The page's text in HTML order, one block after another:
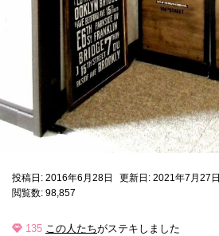
投稿日: 2016年6月28日
更新日: 2021年7月27日
閲覧数: 98,857
135 この人たちがステキしました